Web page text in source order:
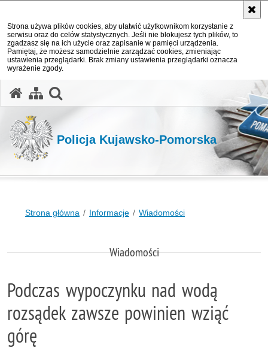
Strona używa plików cookies, aby ułatwić użytkownikom korzystanie z
serwisu oraz do celów statystycznych. Jeśli nie blokujesz tych plików, to
zgadzasz się na ich użycie oraz zapisanie w pamięci urządzenia.
Pamiętaj, że możesz samodzielnie zarządzać cookies, zmieniając
ustawienia przeglądarki. Brak zmiany ustawienia przeglądarki oznacza
wyrażenie zgody.
Policja Kujawsko-Pomorska
Strona główna Informacje Wiadomości
Wiadomości
Podczas wypoczynku nad wodą
rozsądek zawsze powinien wziąć
górę